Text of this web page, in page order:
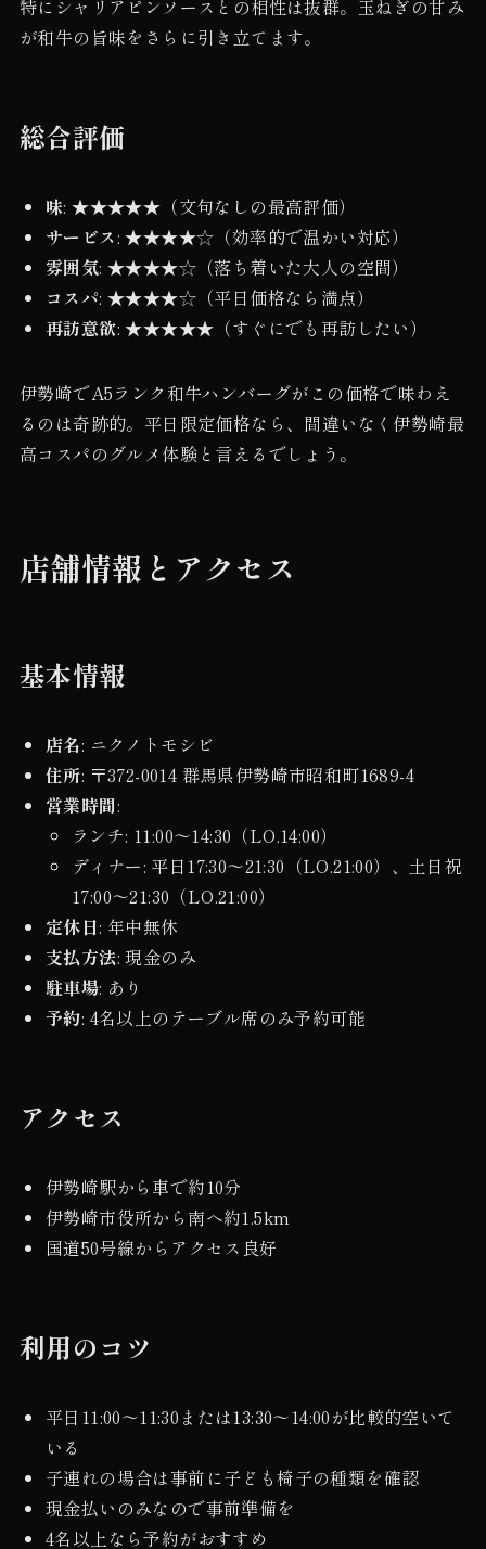
特にシャリアピンソースとの相性は抜群。玉ねぎの甘み
が和牛の旨味をさらに引き立てます。
総合評価
味: ★★★★★（文句なしの最高評価）
サービス: ★★★★☆（効率的で温かい対応）
雰囲気: ★★★★☆（落ち着いた大人の空間）
コスパ: ★★★★☆（平日価格なら満点）
再訪意欲: ★★★★★（すぐにでも再訪したい）
伊勢崎でA5ランク和牛ハンバーグがこの価格で味わえ
るのは奇跡的。平日限定価格なら、間違いなく伊勢崎最
高コスパのグルメ体験と言えるでしょう。
店舗情報とアクセス
基本情報
店名: ニクノトモシビ
住所: 〒372-0014 群馬県伊勢崎市昭和町1689-4
営業時間:
ランチ: 11:00〜14:30（LO.14:00）
ディナー: 平日17:30〜21:30（LO.21:00）、土日祝
17:00〜21:30（LO.21:00）
定休日: 年中無休
支払方法: 現金のみ
駐車場: あり
予約: 4名以上のテーブル席のみ予約可能
アクセス
伊勢崎駅から車で約10分
伊勢崎市役所から南へ約1.5km
国道50号線からアクセス良好
利用のコツ
平日11:00〜11:30または13:30〜14:00が比較的空いて
いる
子連れの場合は事前に子ども椅子の種類を確認
現金払いのみなので事前準備を
4名以上なら予約がおすすめ